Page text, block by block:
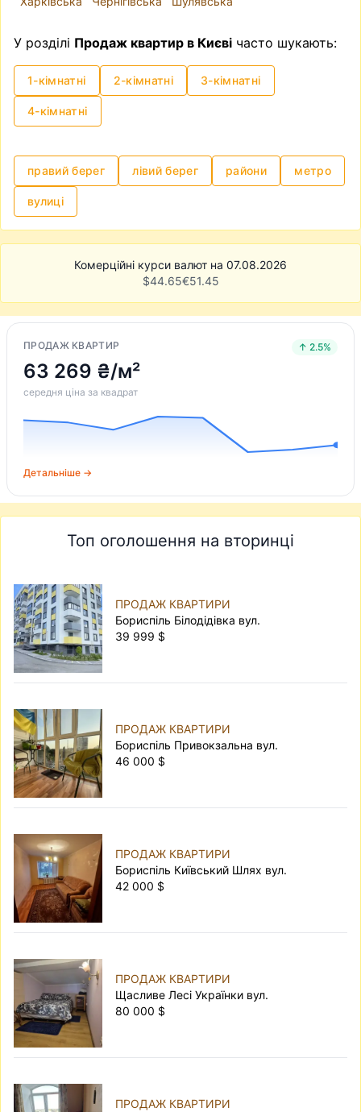
нотаріусом і провести угоду. Однак,
та нервовим процесом.
У розділі Продаж квартир в Києві часто шукають:
1-кімнатні 2-кімнатні 3-кімнатні
4-кімнатні
правий берег лівий берег райони метро
вулиці
Комерційні курси валют на 07.08.2026
$44.65€51.45
ПРОДАЖ КВАРТИР ↑ 2.5%
63 269 ₴/м²
середня ціна за квадрат
Детальніше →
Топ оголошення на вторинці
ПРОДАЖ КВАРТИРИ
Бориспіль Білодідівка вул.
39 999 $
ПРОДАЖ КВАРТИРИ
Бориспіль Привокзальна вул.
46 000 $
ПРОДАЖ КВАРТИРИ
Бориспіль Київський Шлях вул.
42 000 $
ПРОДАЖ КВАРТИРИ
Щасливе Лесі Українки вул.
80 000 $
ПРОДАЖ КВАРТИРИ